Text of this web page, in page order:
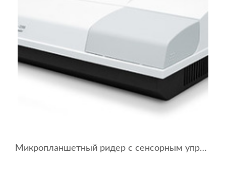
Микропланшетный ридер с сенсорным управлением Immunochem-2100